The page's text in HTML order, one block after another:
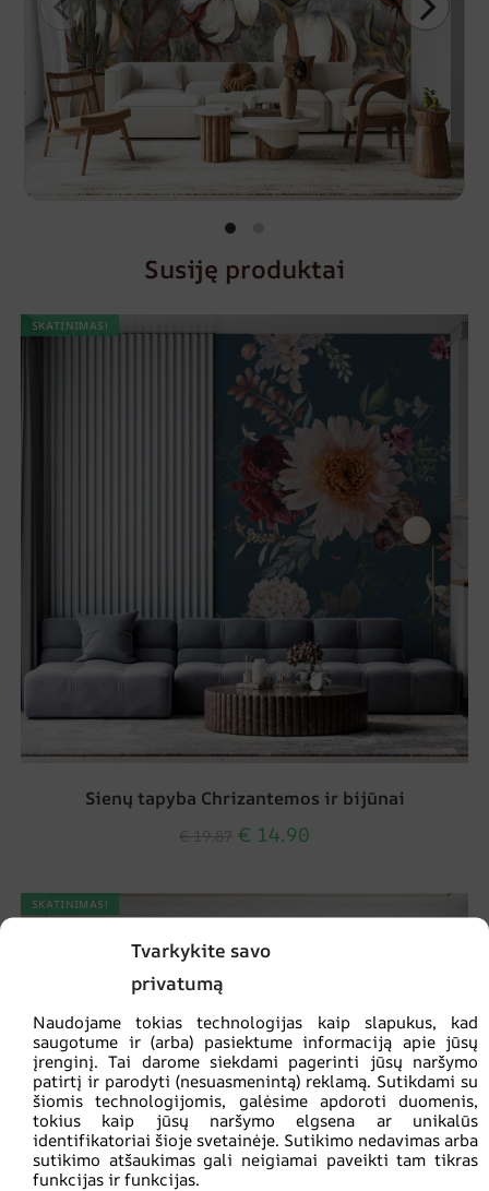
Tvarkykite savo
privatumą
Naudojame tokias technologijas kaip slapukus, kad
saugotume ir (arba) pasiektume informaciją apie jūsų
įrenginį. Tai darome siekdami pagerinti jūsų naršymo
patirtį ir parodyti (nesuasmenintą) reklamą. Sutikdami su
šiomis technologijomis, galėsime apdoroti duomenis,
tokius kaip jūsų naršymo elgsena ar unikalūs
identifikatoriai šioje svetainėje. Sutikimo nedavimas arba
sutikimo atšaukimas gali neigiamai paveikti tam tikras
funkcijas ir funkcijas.
Susiję produktai
SKATINIMAS!
Sienų tapyba Chrizantemos ir bijūnai
€ 14.90
SKATINIMAS!